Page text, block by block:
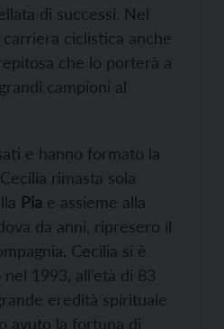
di successi. Nel
ciclistica anche
che lo porterà a
campioni al
e hanno formato la
rimasta sola
Pia e assieme alla
da anni, ripresero il
Cecilia si è
1993, all’età di 83
eredità spirituale
avuto la fortuna di